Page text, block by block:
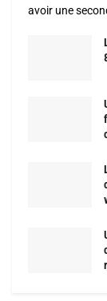
avoir une